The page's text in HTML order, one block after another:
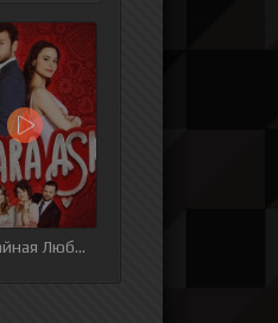
Случайная Любовь
11 серия